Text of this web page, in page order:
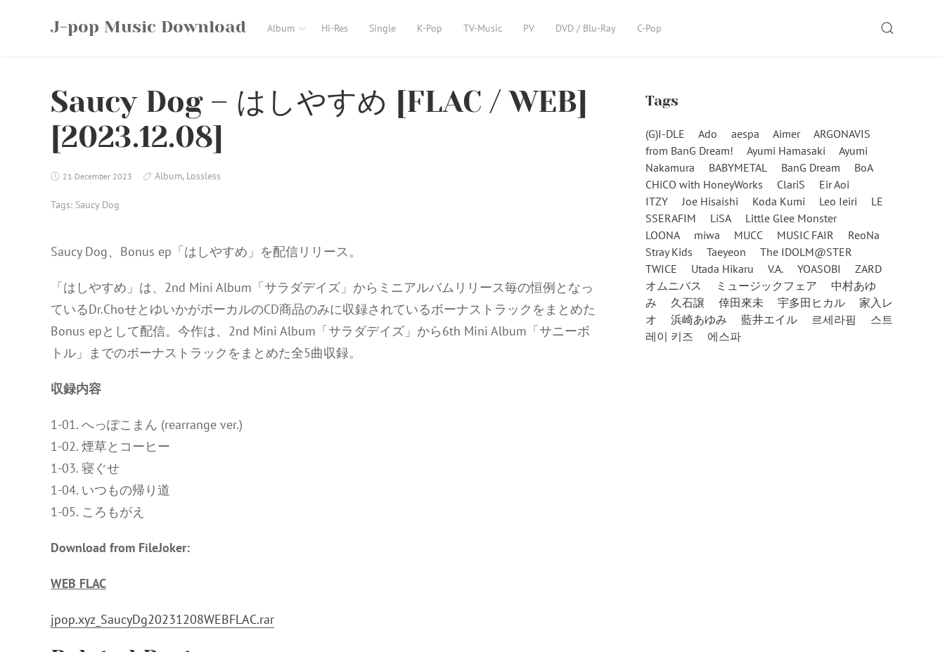
J-pop Music Download Album Hi-Res Single K-Pop TV-Music PV DVD / Blu-Ray C-Pop SEARCH
Saucy Dog – はしやすめ [FLAC / WEB]
[2023.12.08]
21 December 2023 Album, Lossless
Tags: Saucy Dog
Saucy Dog、Bonus ep「はしやすめ」を配信リリース。
「はしやすめ」は、2nd Mini Album「サラダデイズ」からミニアルバムリリース毎の恒例となっ
ているDr.ChoせとゆいかがボーカルのCD商品のみに収録されているボーナストラックをまとめた
Bonus epとして配信。今作は、2nd Mini Album「サラダデイズ」から6th Mini Album「サニーボ
トル」までのボーナストラックをまとめた全5曲収録。
収録内容
1-01. へっぽこまん (rearrange ver.)
1-02. 煙草とコーヒー
1-03. 寝ぐせ
1-04. いつもの帰り道
1-05. ころもがえ
Download from FileJoker:
WEB FLAC
jpop.xyz_SaucyDg20231208WEBFLAC.rar
Tags
(G)I-DLE Ado aespa Aimer
ARGONAVIS
from BanG Dream!
Ayumi Hamasaki
Ayumi
Nakamura
BABYMETAL BanG Dream
BoA
CHiCO with HoneyWorks
ClariS
Eir Aoi
ITZY
Joe Hisaishi Koda Kumi Leo Ieiri
LE
SSERAFIM
LiSA
Little Glee Monster
LOONA
miwa MUCC MUSIC FAIR
ReoNa
Stray Kids
Taeyeon
The IDOLM@STER
TWICE
Utada Hikaru V.A. YOASOBI
ZARD
オムニバス
ミュージックフェア
中村あゆ
み
久石譲 倖田來未 宇多田ヒカル
家入レ
オ
浜崎あゆみ 藍井エイル 르세라핌
스트
레이 키즈
에스파